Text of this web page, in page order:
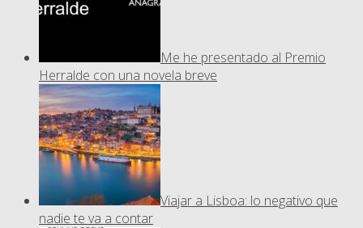
Me he presentado al Premio
Herralde con una novela breve
Viajar a Lisboa: lo negativo que
nadie te va a contar